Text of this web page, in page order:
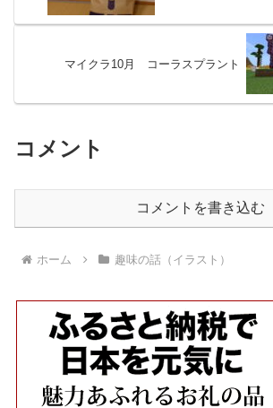
マイクラ10月 コーラスプラント
コメント
コメントを書き込む
ホーム 趣味の話（イラスト）